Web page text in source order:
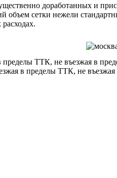
доработанных и
объем сетки нежели
пределы ТТК, не въезжая в
в пределы ТТК, не